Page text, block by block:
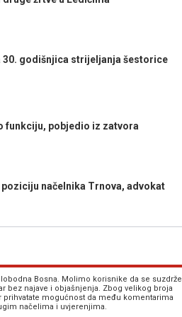
30. godišnjica strijeljanja šestorice
funkciju, pobjedio iz zatvora
poziciju načelnika Trnova, advokat
Bosna. Molimo korisnike da se suzdrže
bez najave i objašnjenja. Zbog velikog broja
mogućnost da među komentarima
načelima i uvjerenjima.